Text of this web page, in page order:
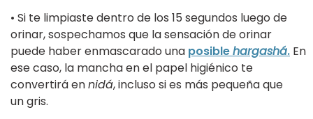
• Si te limpiaste dentro de los 15 segundos luego de
orinar, sospechamos que la sensación de orinar
puede haber enmascarado una posiblehargashá. En
ese caso, la mancha en el papel higiénico te
convertirá ennidá, incluso si es más pequeña que
un gris.